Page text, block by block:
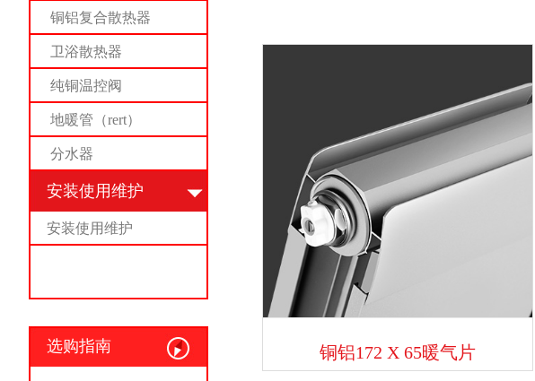
铜铝复合散热器
卫浴散热器
纯铜温控阀
地暖管（rert）
分水器
安装使用维护
安装使用维护
选购指南 铜铝172 X 65暖气片